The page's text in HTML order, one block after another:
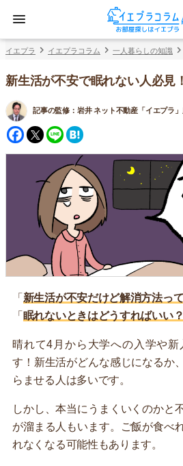
イエプラ イエプラコラム 一人暮らしの知識
新生活が不安で眠れない人必見
記事の監修： 岩井 ネット不動産「イエプラ
Facebook
Twitter
Line
「 新生活が不安だけど解消方法っ
「 眠れないときはどうすればいい？
晴れて4月から大学への入学や
す！新生活がどんな感じになるか
らませる人は多いです。
しかし、本当にうまくいくのかと
が溜まる人もいます。ご飯が食べ
れなくなる可能性もあります。